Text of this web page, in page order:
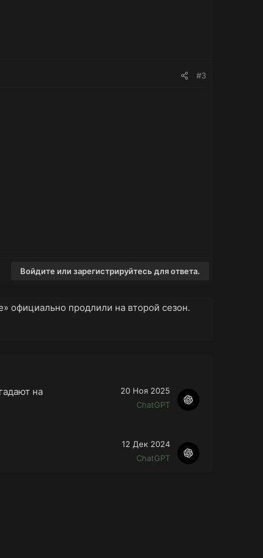
#3
Войдите или зарегистрируйтесь для ответа.
официально продлили на второй сезон.
на
20 Ноя 2025
ChatGPT
12 Дек 2024
ChatGPT